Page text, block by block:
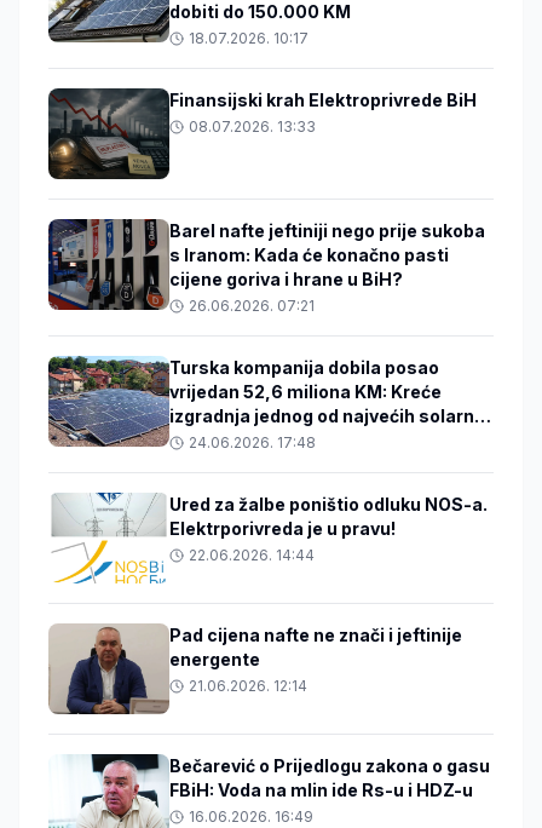
dobiti do 150.000 KM
18.07.2026. 10:17
Finansijski krah Elektroprivrede BiH
08.07.2026. 13:33
Barel nafte jeftiniji nego prije sukoba
s Iranom: Kada će konačno pasti
cijene goriva i hrane u BiH?
26.06.2026. 07:21
Turska kompanija dobila posao
vrijedan 52,6 miliona KM: Kreće
izgradnja jednog od najvećih solarnih
projekata u BiH
24.06.2026. 17:48
Ured za žalbe poništio odluku NOS-a.
Elektrporivreda je u pravu!
22.06.2026. 14:44
Pad cijena nafte ne znači i jeftinije
energente
21.06.2026. 12:14
Bečarević o Prijedlogu zakona o gasu
FBiH: Voda na mlin ide Rs-u i HDZ-u
16.06.2026. 16:49